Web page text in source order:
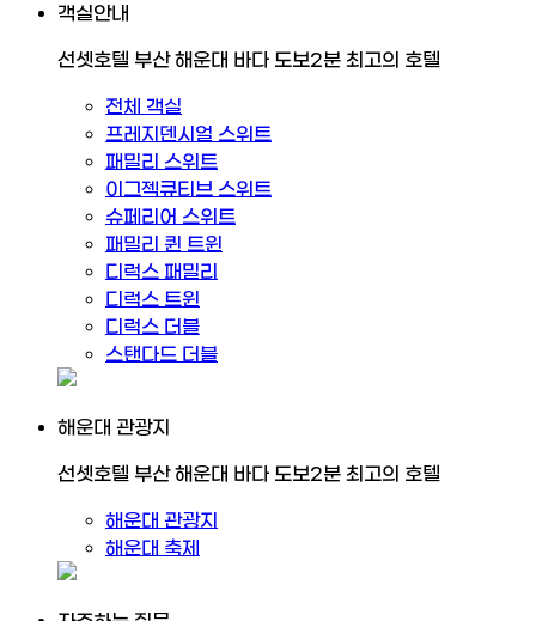
객실안내
선셋호텔 부산 해운대 바다 도보2분 최고의 호텔
전체 객실
프레지덴시얼 스위트
패밀리 스위트
이그젝큐티브 스위트
슈페리어 스위트
패밀리 퀸 트윈
디럭스 패밀리
디럭스 트윈
디럭스 더블
스탠다드 더블
해운대 관광지
선셋호텔 부산 해운대 바다 도보2분 최고의 호텔
해운대 관광지
해운대 축제